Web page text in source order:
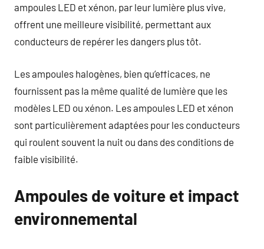
ampoules LED et xénon, par leur lumière plus vive,
offrent une meilleure visibilité, permettant aux
conducteurs de repérer les dangers plus tôt.
Les ampoules halogènes, bien qu’efficaces, ne
fournissent pas la même qualité de lumière que les
modèles LED ou xénon. Les ampoules LED et xénon
sont particulièrement adaptées pour les conducteurs
qui roulent souvent la nuit ou dans des conditions de
faible visibilité.
Ampoules de voiture et impact
environnemental